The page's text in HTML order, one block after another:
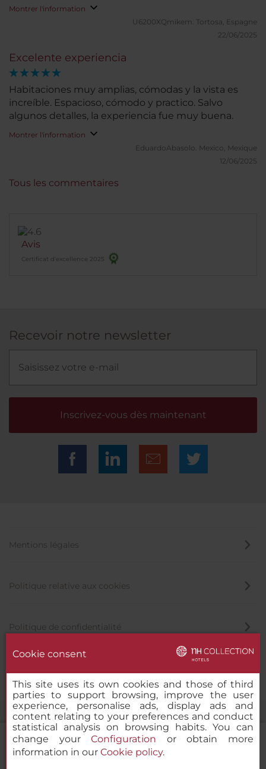
Montrer l'information
U6200XQmikem.
Tortosa, Espagne
22/06/2025
Excelente experiencia
Habitaciones muy amplias, cómodas y la vista es
increíble. Espacioso, cómodo y practico. Salvo
algunos detalles, la experiencia fue muy buena.
Montrer l'information
EduardoAbasolo. Mexico, Mexique
12/06/2025
Avis
Certificat d’excellence 2025
Tous les commentaires
Recevoir notre newsletter
Inscrivez-vous dès maintenant
Mentions légales
Politique relative aux cookies
Politique de confidentialité
Cookie consent
This site uses its own cookies and those of third
parties to support browsing, improve the user
experience, personalise ads, display ads and
content relating to your preferences and conduct
statistical analysis on browsing habits. You can
change yourConfiguration or obtain more
information in our Cookie policy.